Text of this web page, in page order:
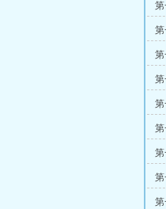
第